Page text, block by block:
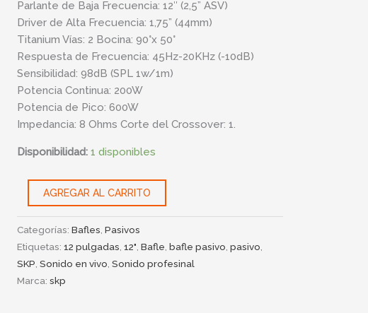
Parlante de Baja Frecuencia: 12″ (2,5” ASV)
Driver de Alta Frecuencia: 1,75” (44mm)
Titanium Vías: 2 Bocina: 90°x 50°
Respuesta de Frecuencia: 45Hz-20KHz (-10dB)
Sensibilidad: 98dB (SPL 1w/1m)
Potencia Continua: 200W
Potencia de Pico: 600W
Impedancia: 8 Ohms Corte del Crossover: 1.
Disponibilidad: 1 disponibles
AGREGAR AL CARRITO
Categorías:Bafles,Pasivos
Etiquetas:12 pulgadas,12",Bafle,bafle pasivo,pasivo,
SKP,Sonido en vivo,Sonido profesinal
Marca:skp